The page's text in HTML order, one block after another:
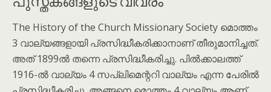
The History of the Church Missionary Society മൊത്തം
3 വാല്യങ്ങളായി പ്രസിദ്ധീകരിക്കാനാണ് തീരുമാനിച്ചത്.
അത് 1899ൽ തന്നെ പ്രസിദ്ധീകരിച്ചു. പിൽക്കാലത്ത്
1916-ൽ വാല്യം 4 സപ്ലിമെന്ററി വാല്യം എന്ന പേരിൽ